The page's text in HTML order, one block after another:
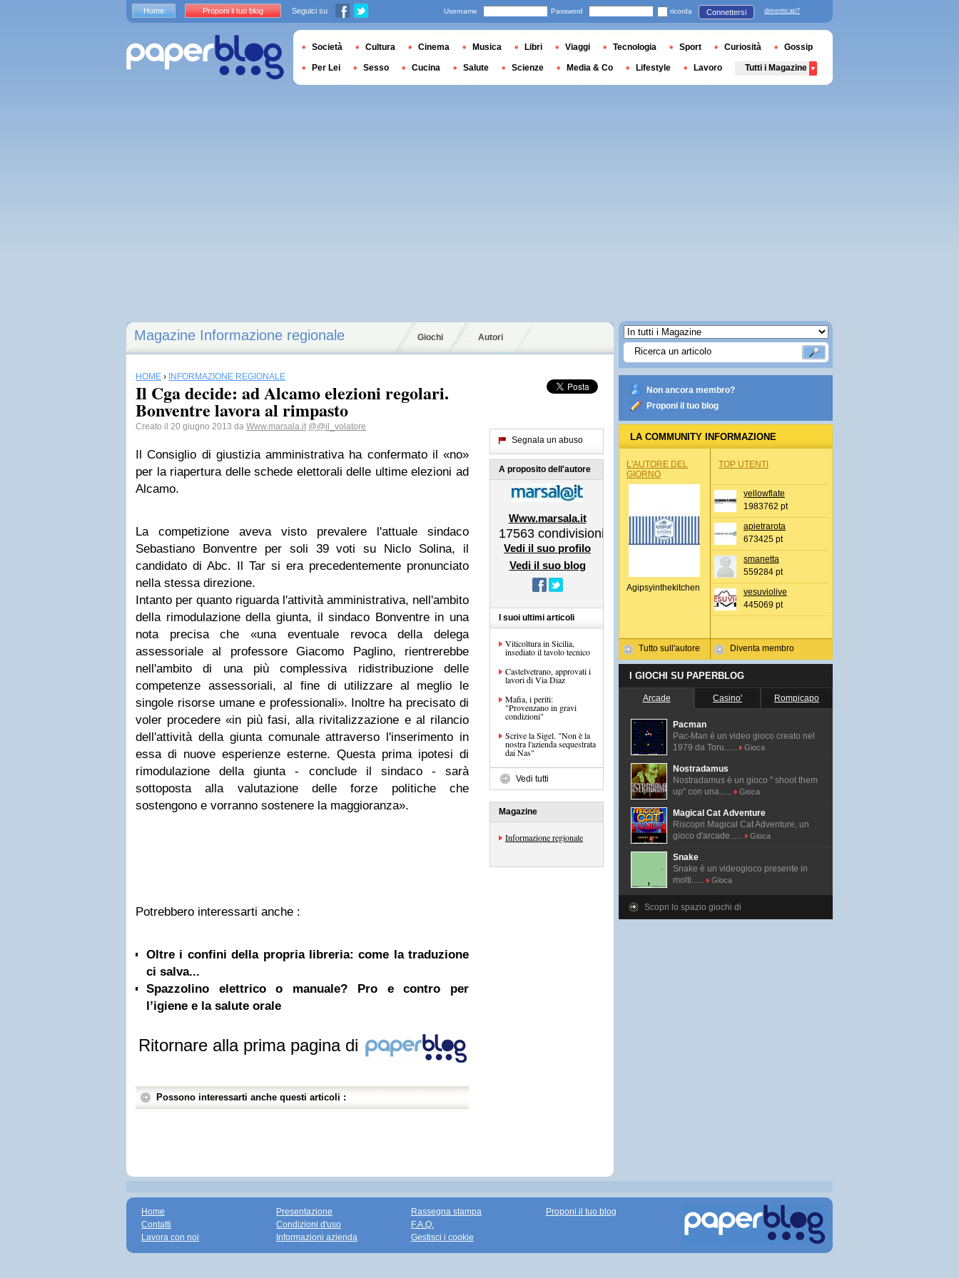
Magazine Informazione regionale Giochi Autori
HOME › INFORMAZIONE REGIONALE
Il Cga decide: ad Alcamo elezioni regolari.
Bonventre lavora al rimpasto
Creato il 20 giugno 2013 da Www.marsala.it @@il_volatore
Il Consiglio di giustizia amministrativa ha confermato il «no»
per la riapertura delle schede elettorali delle ultime elezioni ad
Alcamo.
La competizione aveva visto prevalere l'attuale sindaco
Sebastiano Bonventre per soli 39 voti su Niclo Solina, il
candidato di Abc. Il Tar si era precedentemente pronunciato
nella stessa direzione.
Intanto per quanto riguarda l'attività amministrativa, nell'ambito
della rimodulazione della giunta, il sindaco Bonventre in una
nota precisa che «una eventuale revoca della delega
assessoriale al professore Giacomo Paglino, rientrerebbe
nell'ambito di una più complessiva ridistribuzione delle
competenze assessoriali, al fine di utilizzare al meglio le
singole risorse umane e professionali». Inoltre ha precisato di
voler procedere «in più fasi, alla rivitalizzazione e al rilancio
dell'attività della giunta comunale attraverso l'inserimento in
essa di nuove esperienze esterne. Questa prima ipotesi di
rimodulazione della giunta - conclude il sindaco - sarà
sottoposta alla valutazione delle forze politiche che
sostengono e vorranno sostenere la maggioranza».
Potrebbero interessarti anche :
Oltre i confini della propria libreria: come la traduzione
ci salva...
Spazzolino elettrico o manuale? Pro e contro per
l’igiene e la salute orale
Ritornare alla prima pagina di
Possono interessarti anche questi articoli :
Segnala un abuso
A proposito dell'autore
Www.marsala.it
17563 condivisioni
Vedi il suo profilo
Vedi il suo blog
I suoi ultimi articoli
Viticoltura in Sicilia,
insediato il tavolo tecnico
Castelvetrano, approvati i
lavori di Via Diaz
Mafia, i periti:
"Provenzano in gravi
condizioni"
Scrive la Sigel. "Non è la
nostra l'azienda sequestrata
dai Nas"
Vedi tutti
Magazine
Informazione regionale
Non ancora membro?
Proponi il tuo blog
LA COMMUNITY INFORMAZIONE
REGIONALE
L'AUTORE DEL
GIORNO
Agipsyinthekitchen
Tutto sull'autore
TOP UTENTI
yellowflate
1983762 pt
apietrarota
673425 pt
smanetta
559284 pt
vesuviolive
445069 pt
Diventa membro
I GIOCHI SU PAPERBLOG
Arcade Casino' Rompicapo
Pacman
Pac-Man é un video gioco creato nel
1979 da Toru......
Gioca
Nostradamus
Nostradamus è un gioco " shoot them
up" con una......
Gioca
Magical Cat Adventure
Riscopri Magical Cat Adventure, un
gioco d'arcade......
Gioca
Snake
Snake è un videogioco presente in
molti......
Gioca
Scopri lo spazio giochi di
Home Proponi il tuo blog Seguici su Username Password ricorda Connettersi dimenticati?
Società Cultura Cinema Musica Libri Viaggi Tecnologia Sport Curiosità Gossip
Per Lei Sesso Cucina Salute Scienze Media & Co Lifestyle Lavoro Tutti i Magazine
Home
Contatti
Lavora con noi
Presentazione
Condizioni d'uso
Informazioni azienda
Rassegna stampa
F.A.Q.
Gestisci i cookie
Proponi il tuo blog